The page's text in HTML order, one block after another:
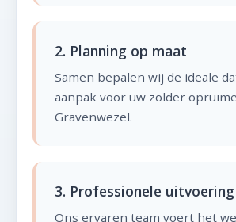
2. Planning op maat
Samen bepalen wij de ideale
aanpak voor uw zolder
Gravenwezel.
3. Professionele uitvoering
Ons ervaren team voert het